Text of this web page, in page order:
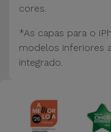
cores.
*As capas para o
modelos inferiores
integrado.